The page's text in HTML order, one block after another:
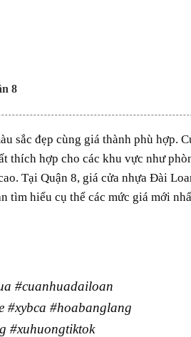
8
sắc đẹp cùng giá thành phù hợp.
thích hợp cho các khu vực như
Tại Quận 8, giácửa nhựa Đài
tìm hiểu cụ thể các mức giá mới
#cuanhuadailoan
#xybca #hoabanglang
#xuhuongtiktok